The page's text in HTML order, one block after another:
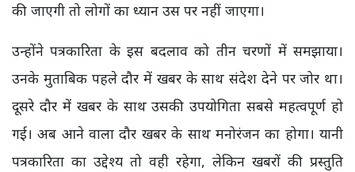
की जाएगी तो लोगों का ध्यान उस पर नहीं जाएगा।
उन्होंने पत्रकारिता के इस बदलाव को तीन चरणों में समझाया।
उनके मुताबिक पहले दौर में खबर के साथ संदेश देने पर जोर था।
दूसरे दौर में खबर के साथ उसकी उपयोगिता सबसे महत्वपूर्ण हो
गई। अब आने वाला दौर खबर के साथ मनोरंजन का होगा। यानी
पत्रकारिता का उद्देश्य तो वही रहेगा, लेकिन खबरों की प्रस्तुति